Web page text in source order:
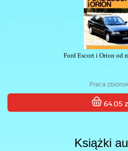
Ford Escort i Orion od
Praca
64.05
Książki